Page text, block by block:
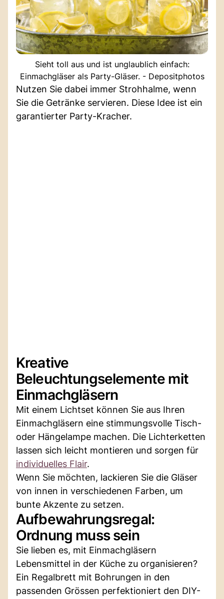
Sieht toll aus und ist unglaublich einfach:
Einmachgläser als Party-Gläser. - Depositphotos
Nutzen Sie dabei immer Strohhalme, wenn
Sie die Getränke servieren. Diese Idee ist ein
garantierter Party-Kracher.
Kreative
Beleuchtungselemente mit
Einmachgläsern
Mit einem Lichtset können Sie aus Ihren
Einmachgläsern eine stimmungsvolle Tisch-
oder Hängelampe machen. Die Lichterketten
lassen sich leicht montieren und sorgen für
individuelles Flair.
Wenn Sie möchten, lackieren Sie die Gläser
von innen in verschiedenen Farben, um
bunte Akzente zu setzen.
Aufbewahrungsregal:
Ordnung muss sein
Sie lieben es, mit Einmachgläsern
Lebensmittel in der Küche zu organisieren?
Ein Regalbrett mit Bohrungen in den
passenden Grössen perfektioniert den DIY-